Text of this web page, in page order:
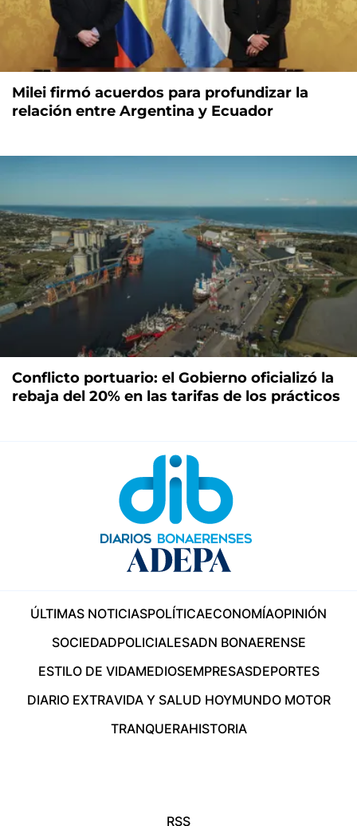
Milei firmó acuerdos para profundizar la
relación entre Argentina y Ecuador
Conflicto portuario: el Gobierno oficializó la
rebaja del 20% en las tarifas de los prácticos
ÚLTIMAS NOTICIASPOLÍTICAECONOMÍAOPINIÓN
SOCIEDADPOLICIALESADN BONAERENSE
ESTILO DE VIDAMEDIOSEMPRESASDEPORTES
DIARIO EXTRAVIDA Y SALUD HOYMUNDO MOTOR
TRANQUERAHISTORIA
RSS